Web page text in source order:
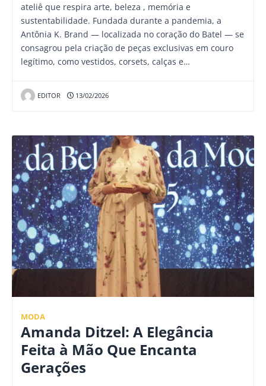
ateliê que respira arte, beleza , memória e
sustentabilidade. Fundada durante a pandemia, a
Antônia K. Brand — localizada no coração do Batel — se
consagrou pela criação de peças exclusivas em couro
legítimo, como vestidos, corsets, calças e…
EDITOR 13/02/2026
MODA
Amanda Ditzel: A Elegância
Feita à Mão Que Encanta
Gerações